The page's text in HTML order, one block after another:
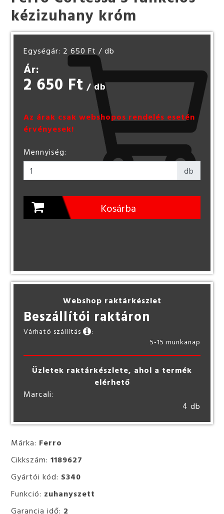
Márka: Ferro
Cikkszám:1189627
Gyártói kód: S340
Funkció: zuhanyszett
Garancia idő: 2
kézizuhany króm
Egységár: 2 650 Ft / db
Ár:
2 650 Ft / db
Az árak csak webshopos rendelés esetén
érvényesek!
Mennyiség:
db
Kosárba
Webshop raktárkészlet
Beszállítói raktáron
Várható szállítás
:
5-15 munkanap
Üzletek raktárkészlete, ahol a termék
elérhető
Marcali:
4 db